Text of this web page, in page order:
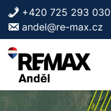
Skip to content
+420 725 293 030
andel@re-max.cz